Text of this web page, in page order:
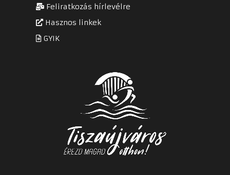
Feliratkozás hírlevélre
Hasznos linkek
GYIK